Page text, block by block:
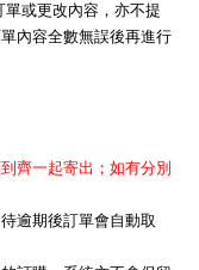
或更改內容，亦不提
內容全數無誤後再進行
齊一起寄出；如有分別
逾期後訂單會自動取